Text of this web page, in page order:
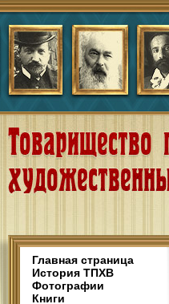
Главная страница
История ТПХВ
Фотографии
Книги